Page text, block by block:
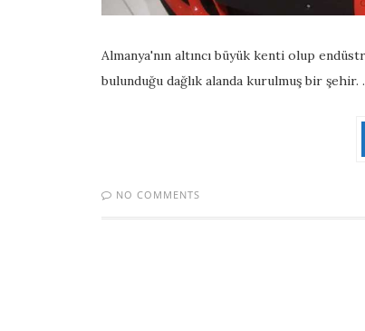
Almanya'nın altıncı büyük kenti olup
bulunduğu dağlık alanda kurulmuş bir şehir.
NO COMMENTS